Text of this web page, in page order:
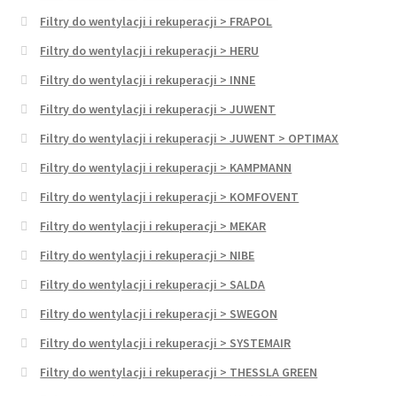
Filtry do wentylacji i rekuperacji > FRAPOL
Filtry do wentylacji i rekuperacji > HERU
Filtry do wentylacji i rekuperacji > INNE
Filtry do wentylacji i rekuperacji > JUWENT
Filtry do wentylacji i rekuperacji > JUWENT > OPTIMAX
Filtry do wentylacji i rekuperacji > KAMPMANN
Filtry do wentylacji i rekuperacji > KOMFOVENT
Filtry do wentylacji i rekuperacji > MEKAR
Filtry do wentylacji i rekuperacji > NIBE
Filtry do wentylacji i rekuperacji > SALDA
Filtry do wentylacji i rekuperacji > SWEGON
Filtry do wentylacji i rekuperacji > SYSTEMAIR
Filtry do wentylacji i rekuperacji > THESSLA GREEN